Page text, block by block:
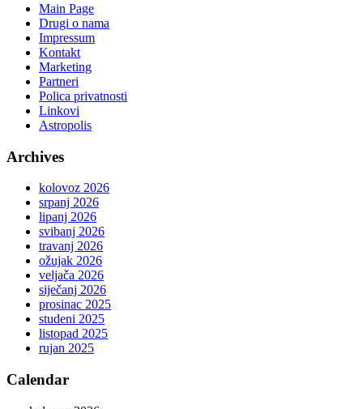
Main Page
Drugi o nama
Impressum
Kontakt
Marketing
Partneri
Polica privatnosti
Linkovi
Astropolis
Archives
kolovoz 2026
srpanj 2026
lipanj 2026
svibanj 2026
travanj 2026
ožujak 2026
veljača 2026
siječanj 2026
prosinac 2025
studeni 2025
listopad 2025
rujan 2025
Calendar